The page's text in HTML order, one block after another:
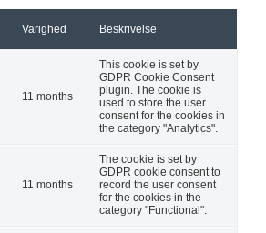
Varighed Beskrivelse
11 months
This cookie is set by
GDPR Cookie Consent
plugin. The cookie is
used to store the user
consent for the cookies in
the category "Analytics".
11 months
The cookie is set by
GDPR cookie consent to
record the user consent
for the cookies in the
category "Functional".